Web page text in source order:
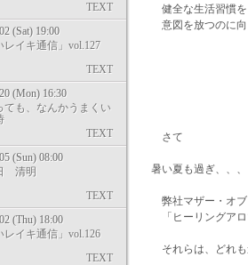
TEXT
(Sat) 19:00
レイキ通信」vol.127
TEXT
(Mon) 16:30
ても、なんかうまくい
TEXT
(Sun) 08:00
清明
TEXT
(Thu) 18:00
レイキ通信」vol.126
TEXT
健全な生活習慣
意図を放つのに
さて
暑い夏も過ぎ、、、
弊社マザー・オ
「ヒーリングアロ
それらは、どれ